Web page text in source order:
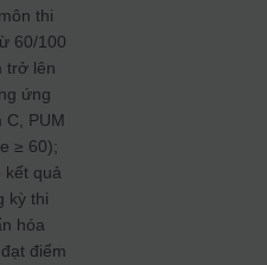
thi
60/100
trở lên
ứng
C, PUM
≥ 60);
kết quả
kỳ thi
hóa
điểm